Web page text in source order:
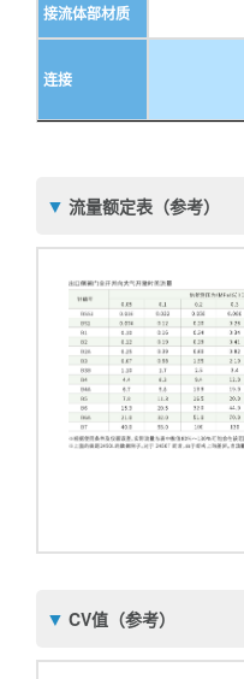
接流体部材质
连接
流量额定表（参考）
CV值（参考）